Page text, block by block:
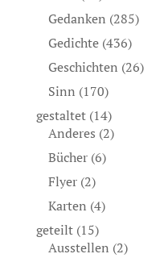
Gedanken (285)
Gedichte(436)
Geschichten (26)
Sinn (170)
gestaltet(14)
Anderes (2)
Bücher(6)
Flyer(2)
Karten (4)
geteilt(15)
Ausstellen (2)